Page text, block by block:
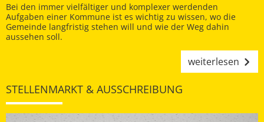
Bei den immer vielfältiger und komplexer werdenden
Aufgaben einer Kommune ist es wichtig zu wissen, wo die
Gemeinde langfristig stehen will und wie der Weg dahin
aussehen soll.
weiterlesen
STELLENMARKT & AUSSCHREIBUNG